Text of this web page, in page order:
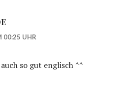
00:25 UHR
so gut englisch ^^